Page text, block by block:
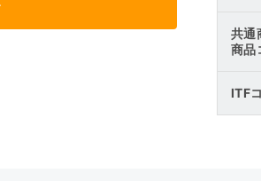
共通
商品
ITF